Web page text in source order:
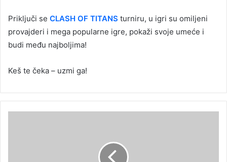
Priključi se CLASH OF TITANS turniru, u igri su omiljeni
provajderi i mega popularne igre, pokaži svoje umeće i
budi među najboljima!
Keš te čeka – uzmi ga!